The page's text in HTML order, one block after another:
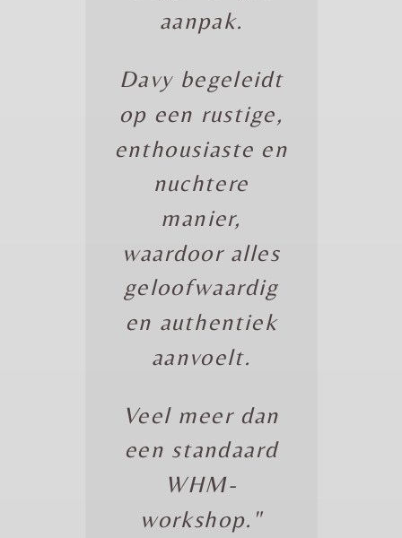
aanpak.
Davy begeleidt
op een rustige,
enthousiaste en
nuchtere
manier,
waardoor alles
geloofwaardig
en authentiek
aanvoelt.
Veel meer dan
een standaard
WHM-
workshop."